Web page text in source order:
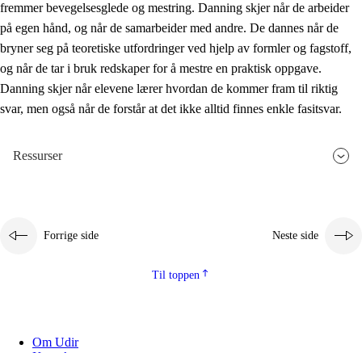
fremmer bevegelsesglede og mestring. Danning skjer når de arbeider
på egen hånd, og når de samarbeider med andre. De dannes når de
bryner seg på teoretiske utfordringer ved hjelp av formler og fagstoff,
og når de tar i bruk redskaper for å mestre en praktisk oppgave.
Danning skjer når elevene lærer hvordan de kommer fram til riktig
svar, men også når de forstår at det ikke alltid finnes enkle fasitsvar.
Ressurser
Forrige side Neste side
Til toppen
Om Udir